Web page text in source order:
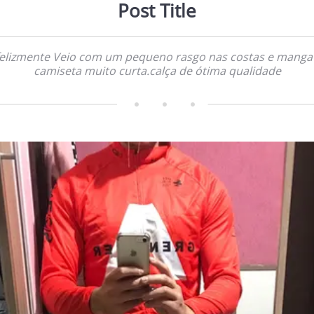
Post Title
Veio com um pequeno rasgo nas costas e
camiseta muito curta.calça de ótima qualidade